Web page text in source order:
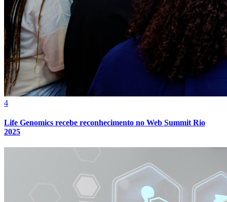
4
Life Genomics recebe reconhecimento no Web Summit Rio
2025